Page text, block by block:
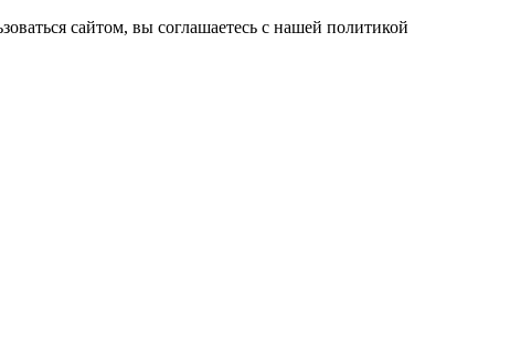
сайтом, вы соглашаетесь с нашей политикой